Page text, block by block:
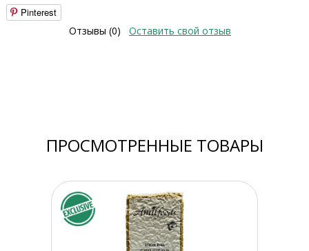
Pinterest
Отзывы (0)
Оставить свой отзыв
ПРОСМОТРЕННЫЕ ТОВАРЫ